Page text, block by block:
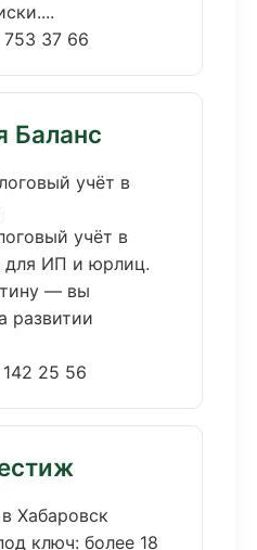
37 66
Баланс
учёт в
учёт в
ИП и юрлиц.
— вы
развитии
25 56
Хабаровск
ключ: более 18